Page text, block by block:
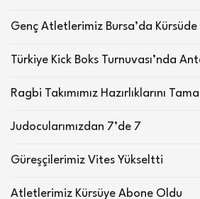
Genç Atletlerimiz Bursa’da Kürsüde
Türkiye Kick Boks Turnuvası’nda
Ragbi Takımımız Hazırlıklarını
Judocularımızdan 7’de 7
Güreşçilerimiz Vites Yükseltti
Atletlerimiz Kürsüye Abone Oldu